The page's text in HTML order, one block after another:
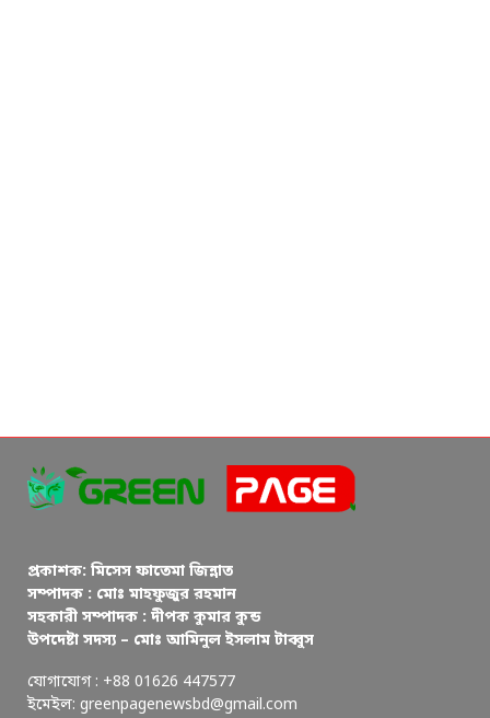
প্রকাশক: মিসেস ফাতেমা জিন্নাত
সম্পাদক : মোঃ মাহফুজুর রহমান
সহকারী সম্পাদক : দীপক কুমার কুন্ড
উপদেষ্টা সদস্য – মোঃ আমিনুল ইসলাম টাব্বুস
যোগাযোগ : +88 01626 447577
ইমেইল: greenpagenewsbd@gmail.com